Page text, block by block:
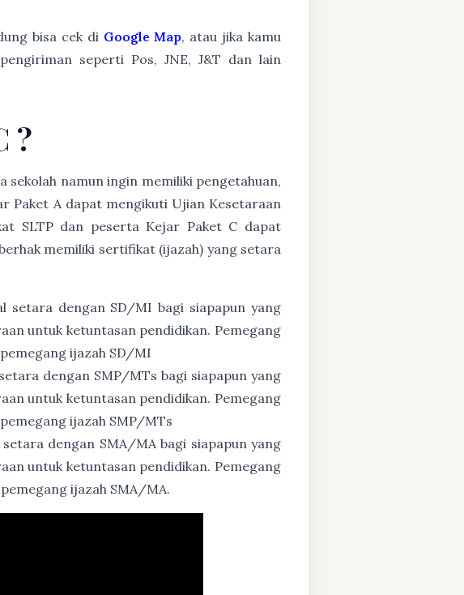
bisa cek di Google Map, atau jika kamu
seperti Pos, JNE, J&T dan lain
?
sekolah namun ingin memiliki pengetahuan,
Paket A dapat mengikuti Ujian Kesetaraan
SLTP dan peserta Kejar Paket C dapat
memiliki sertifikat (ijazah) yang setara
setara dengan SD/MI bagi siapapun yang
untuk ketuntasan pendidikan. Pemegang
ijazah SD/MI
dengan SMP/MTs bagi siapapun yang
untuk ketuntasan pendidikan. Pemegang
ijazah SMP/MTs
dengan SMA/MA bagi siapapun yang
untuk ketuntasan pendidikan. Pemegang
ijazah SMA/MA.